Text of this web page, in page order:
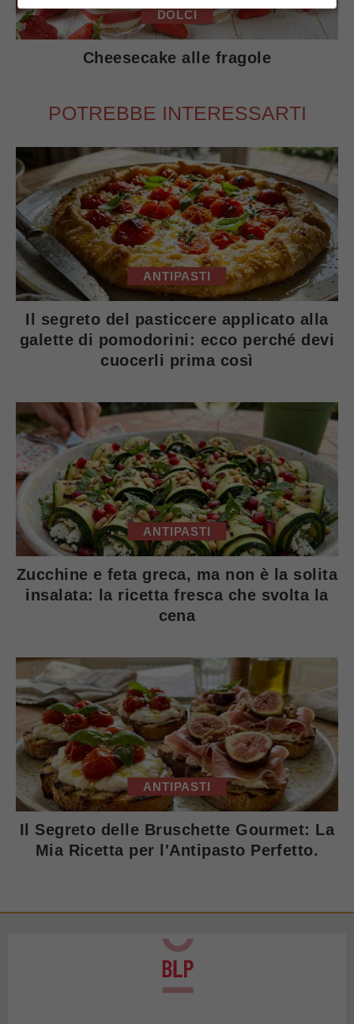
DOLCI
Cheesecake alle fragole
POTREBBE INTERESSARTI
ANTIPASTI
Il segreto del pasticcere applicato alla
galette di pomodorini: ecco perché devi
cuocerli prima così
ANTIPASTI
Zucchine e feta greca, ma non è la solita
insalata: la ricetta fresca che svolta la
cena
ANTIPASTI
Il Segreto delle Bruschette Gourmet: La
Mia Ricetta per l'Antipasto Perfetto.